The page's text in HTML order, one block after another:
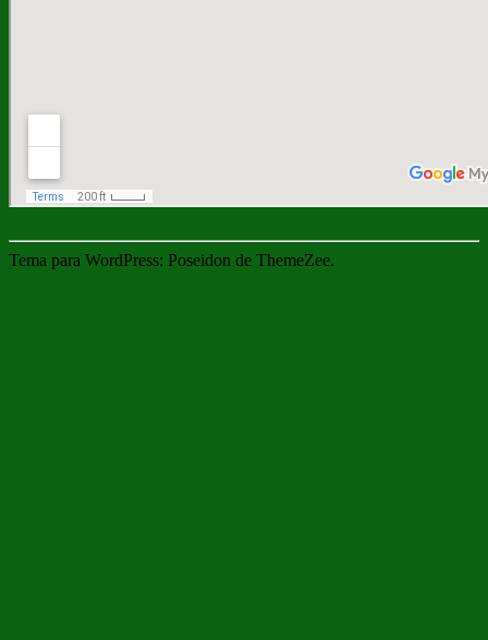
Tema para WordPress: Poseidon de ThemeZee.